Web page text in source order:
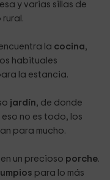
y varias sillas de
rural.
la cocina,
habituales
la estancia.
jardín, de donde
no es todo, los
para mucho.
un precioso porche.
para lo más